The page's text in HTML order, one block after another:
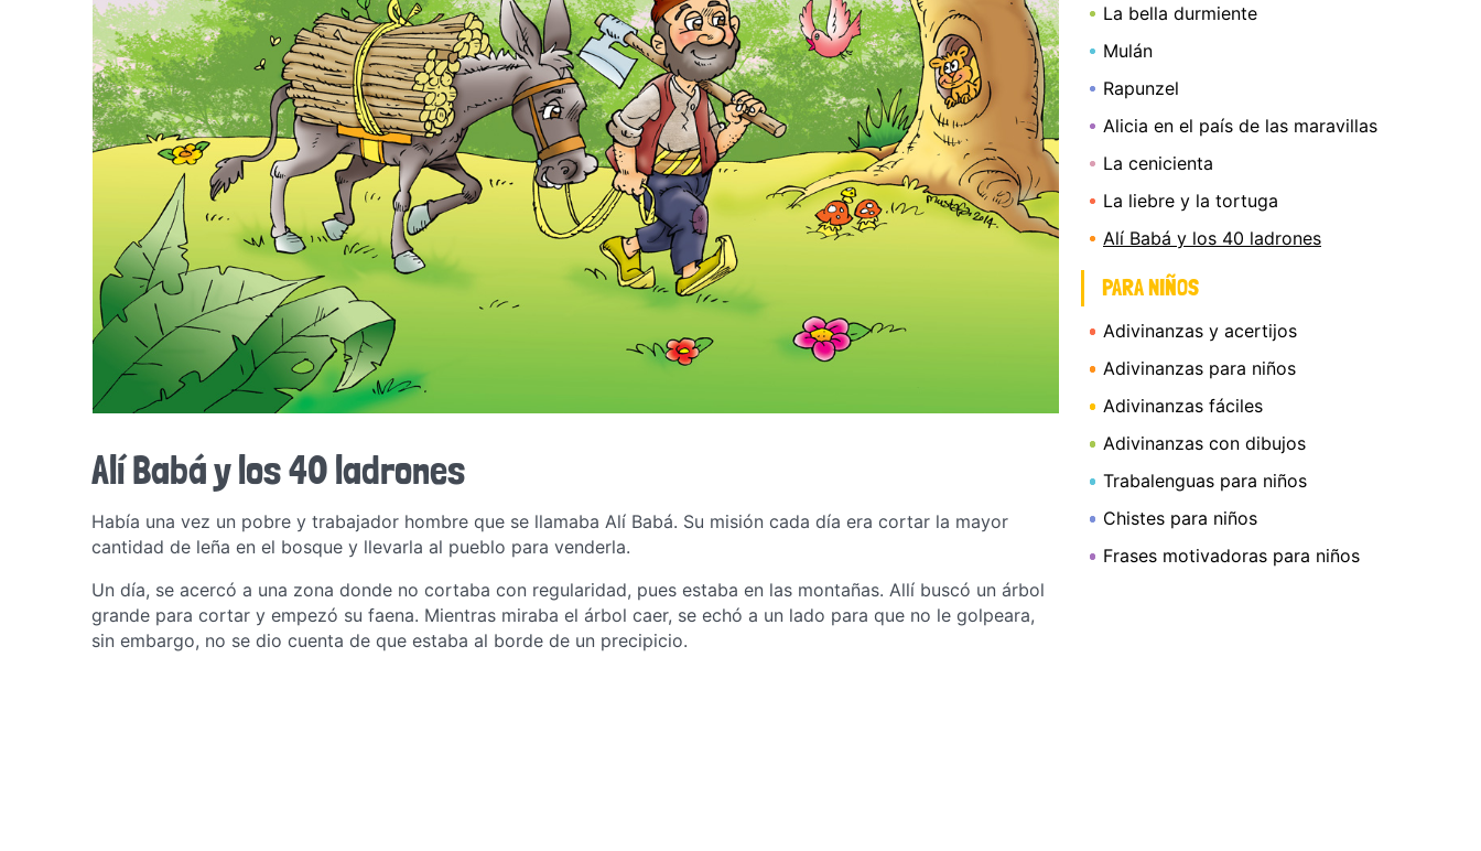
La bella durmiente
Mulán
Rapunzel
Alicia en el país de las maravillas
La cenicienta
La liebre y la tortuga
Alí Babá y los 40 ladrones
PARA NIÑOS
Adivinanzas y acertijos
Adivinanzas para niños
Adivinanzas fáciles
Adivinanzas con dibujos
Trabalenguas para niños
Chistes para niños
Frases motivadoras para niños
Alí Babá y los 40 ladrones
Había una vez un pobre y trabajador hombre que se llamaba Alí Babá. Su misión cada día era cortar la mayor
cantidad de leña en el bosque y llevarla al pueblo para venderla.
Un día, se acercó a una zona donde no cortaba con regularidad, pues estaba en las montañas. Allí buscó un árbol
grande para cortar y empezó su faena. Mientras miraba el árbol caer, se echó a un lado para que no le golpeara,
sin embargo, no se dio cuenta de que estaba al borde de un precipicio.